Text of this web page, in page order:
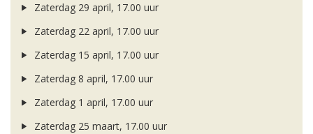
Zaterdag 29 april, 17.00 uur
Zaterdag 22 april, 17.00 uur
Zaterdag 15 april, 17.00 uur
Zaterdag 8 april, 17.00 uur
Zaterdag 1 april, 17.00 uur
Zaterdag 25 maart, 17.00 uur